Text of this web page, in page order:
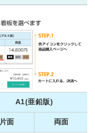
A1(亜鉛版)
片面 両面